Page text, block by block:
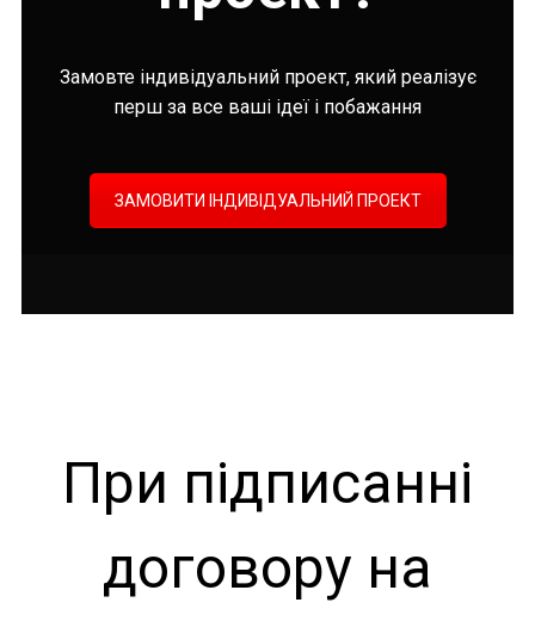
Замовте індивідуальний проект, який реалізує
перш за все ваші ідеї і побажання
ЗАМОВИТИ ІНДИВІДУАЛЬНИЙ ПРОЕКТ
При підписанні
договору на